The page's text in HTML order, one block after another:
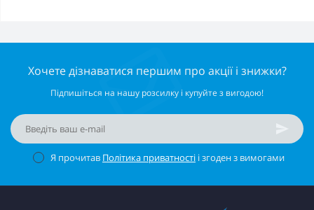
Хочете дізнаватися першим про акції і знижки?
Підпишіться на нашу розсилку і купуйте з вигодою!
Я прочитав Політика приватності і згоден з вимогами